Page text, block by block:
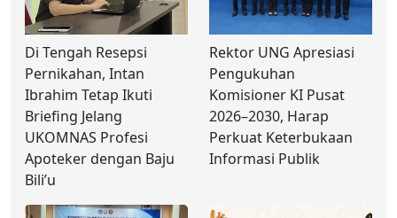
Di Tengah Resepsi
Pernikahan, Intan
Ibrahim Tetap Ikuti
Briefing Jelang
UKOMNAS Profesi
Apoteker dengan Baju
Bili’u
Rektor UNG Apresiasi
Pengukuhan
Komisioner KI Pusat
2026–2030, Harap
Perkuat Keterbukaan
Informasi Publik